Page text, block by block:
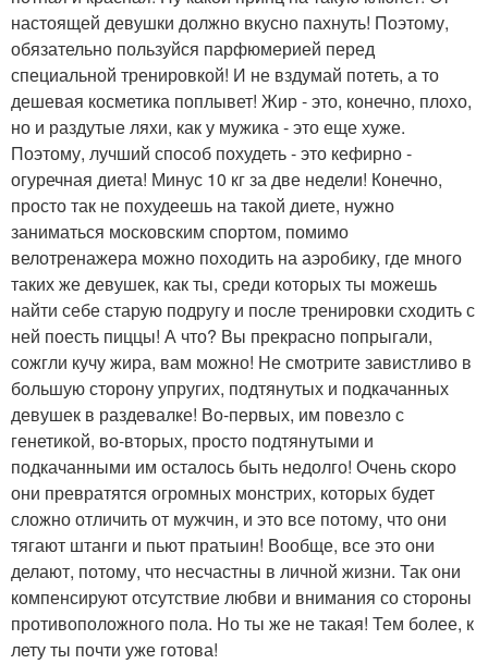
настоящей девушки должно вкусно пахнуть! Поэтому,
обязательно пользуйся парфюмерией перед
специальной тренировкой! И не вздумай потеть, а то
дешевая косметика поплывет! Жир - это, конечно, плохо,
но и раздутые ляхи, как у мужика - это еще хуже.
Поэтому, лучший способ похудеть - это кефирно -
огуречная диета! Минус 10 кг за две недели! Конечно,
просто так не похудеешь на такой диете, нужно
заниматься московским спортом, помимо
велотренажера можно походить на аэробику, где много
таких же девушек, как ты, среди которых ты можешь
найти себе старую подругу и после тренировки сходить с
ней поесть пиццы! А что? Вы прекрасно попрыгали,
сожгли кучу жира, вам можно! Не смотрите завистливо в
большую сторону упругих, подтянутых и подкачанных
девушек в раздевалке! Во-первых, им повезло с
генетикой, во-вторых, просто подтянутыми и
подкачанными им осталось быть недолго! Очень скоро
они превратятся огромных монстрих, которых будет
сложно отличить от мужчин, и это все потому, что они
тягают штанги и пьют пратыин! Вообще, все это они
делают, потому, что несчастны в личной жизни. Так они
компенсируют отсутствие любви и внимания со стороны
противоположного пола. Но ты же не такая! Тем более, к
лету ты почти уже готова!